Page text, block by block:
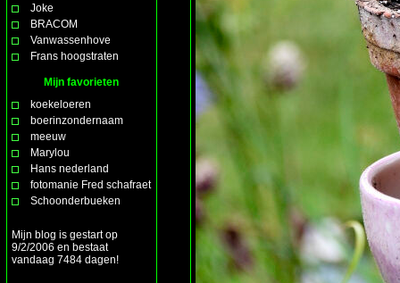
Joke
BRACOM
Vanwassenhove
Frans hoogstraten
Mijn favorieten
koekeloeren
boerinzondernaam
meeuw
Marylou
Hans nederland
fotomanie Fred schafraet
Schoonderbueken
Mijn blog is gestart op
9/2/2006 en bestaat
vandaag 7484 dagen!